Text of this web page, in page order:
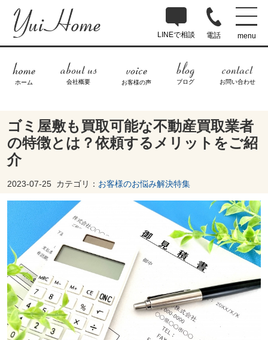
LINEで相談 電話 menu
ホーム 会社概要 お客様の声 ブログ お問い合わせ
ゴミ屋敷も買取可能な不動産買取業者
の特徴とは？依頼するメリットをご紹
介
2023-07-25 カテゴリ： お客様のお悩み解決特集